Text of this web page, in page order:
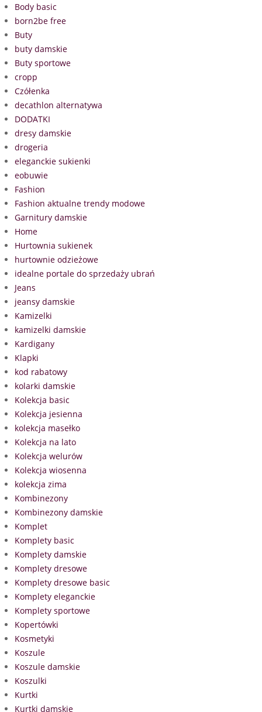
Body basic
born2be free
Buty
buty damskie
Buty sportowe
cropp
Czółenka
decathlon alternatywa
DODATKI
dresy damskie
drogeria
eleganckie sukienki
eobuwie
Fashion
Fashion aktualne trendy modowe
Garnitury damskie
Home
Hurtownia sukienek
hurtownie odzieżowe
idealne portale do sprzedaży ubrań
Jeans
jeansy damskie
Kamizelki
kamizelki damskie
Kardigany
Klapki
kod rabatowy
kolarki damskie
Kolekcja basic
Kolekcja jesienna
kolekcja masełko
Kolekcja na lato
Kolekcja welurów
Kolekcja wiosenna
kolekcja zima
Kombinezony
Kombinezony damskie
Komplet
Komplety basic
Komplety damskie
Komplety dresowe
Komplety dresowe basic
Komplety eleganckie
Komplety sportowe
Kopertówki
Kosmetyki
Koszule
Koszule damskie
Koszulki
Kurtki
Kurtki damskie